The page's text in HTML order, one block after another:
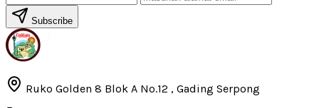
Subscribe
Ruko Golden 8 Blok A No.12 , Gading Serpong